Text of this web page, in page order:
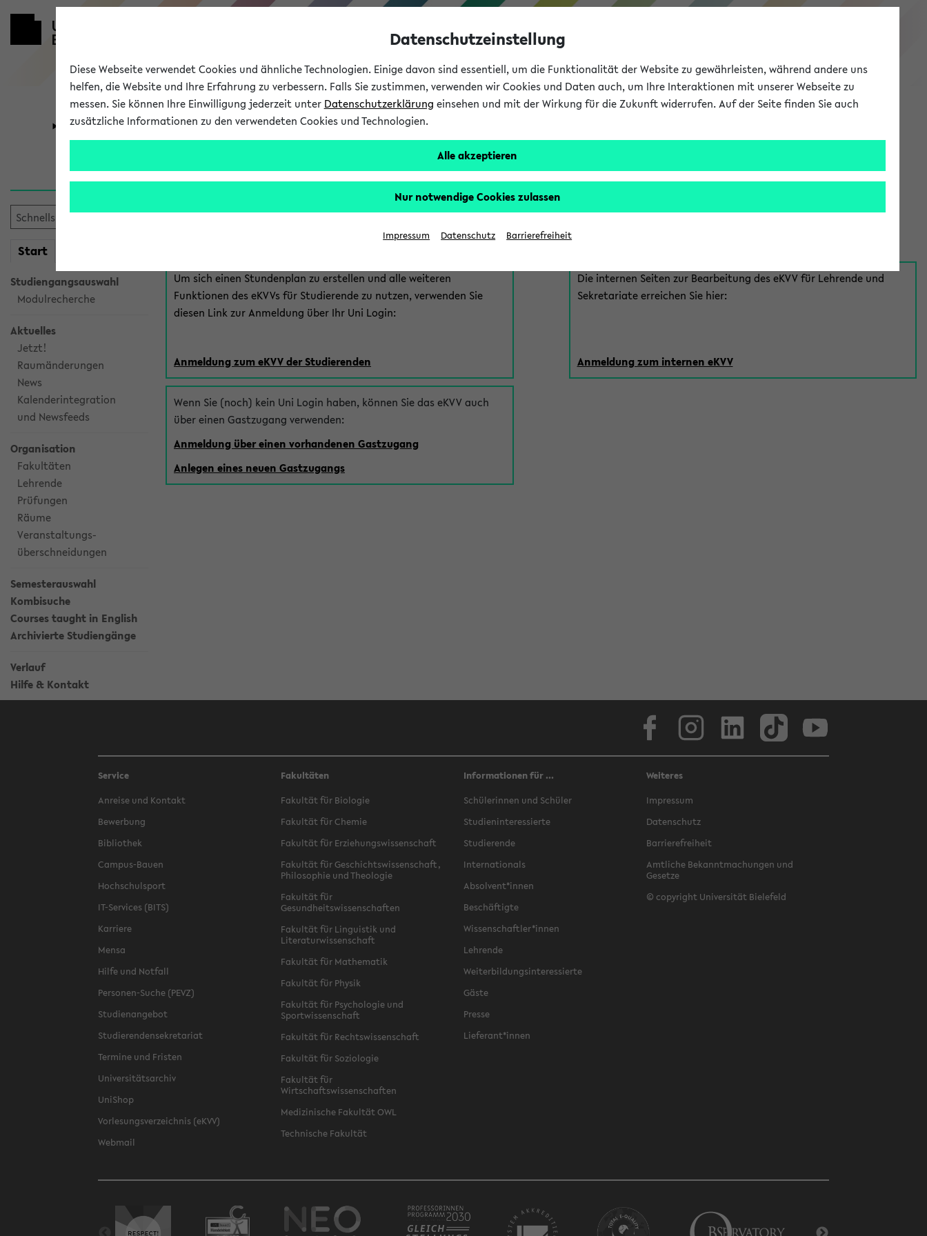
eKVV
Universität Forschung Studium
Start
Studiengangsauswahl
Modulrecherche
Aktuelles
Jetzt!
Raumänderungen
News
Kalenderintegration
und Newsfeeds
Organisation
Fakultäten
Lehrende
Prüfungen
Räume
Veranstaltungs-
überschneidungen
Semesterauswahl
Kombisuche
Courses taught in English
Archivierte Studiengänge
Verlauf
Hilfe & Kontakt
Anmeldung am eKVV
Es gibt mehrere Möglichkeiten zur Anmeldung am eKVV. Bitte wählen Sie die für Sie richtige aus:
Um sich einen Stundenplan zu erstellen und alle weiteren
Funktionen des eKVVs für Studierende zu nutzen, verwenden Sie
diesen Link zur Anmeldung über Ihr Uni Login:
Anmeldung zum eKVV der Studierenden
Wenn Sie (noch) kein Uni Login haben, können Sie das eKVV auch
über einen Gastzugang verwenden:
Anmeldung über einen vorhandenen Gastzugang
Anlegen eines neuen Gastzugangs
eKVV für Mitarbeiter*innen
Die internen Seiten zur Bearbeitung des eKVV für Lehrende und
Sekretariate erreichen Sie hier:
Anmeldung zum internen eKVV
Service
Anreise und Kontakt
Bewerbung
Bibliothek
Campus-Bauen
Hochschulsport
IT-Services (BITS)
Karriere
Mensa
Hilfe und Notfall
Personen-Suche (PEVZ)
Studienangebot
Studierendensekretariat
Termine und Fristen
Universitätsarchiv
UniShop
Vorlesungsverzeichnis (eKVV)
Webmail
Fakultäten
Fakultät für Biologie
Fakultät für Chemie
Fakultät für Erziehungswissenschaft
Fakultät für Geschichtswissenschaft,
Philosophie und Theologie
Fakultät für
Gesundheitswissenschaften
Fakultät für Linguistik und
Literaturwissenschaft
Fakultät für Mathematik
Fakultät für Physik
Fakultät für Psychologie und
Sportwissenschaft
Fakultät für Rechtswissenschaft
Fakultät für Soziologie
Fakultät für
Wirtschaftswissenschaften
Medizinische Fakultät OWL
Technische Fakultät
Informationen für ...
Schülerinnen und Schüler
Studieninteressierte
Studierende
Internationals
Absolvent*innen
Beschäftigte
Wissenschaftler*innen
Lehrende
Weiterbildungsinteressierte
Gäste
Presse
Lieferant*innen
Weiteres
Impressum
Datenschutz
Barrierefreiheit
Amtliche Bekanntmachungen und
Gesetze
© copyright Universität Bielefeld
Datenschutzeinstellung
Diese Webseite verwendet Cookies und ähnliche Technologien. Einige davon sind essentiell, um die Funktionalität der Website zu gewährleisten, während andere uns
helfen, die Website und Ihre Erfahrung zu verbessern. Falls Sie zustimmen, verwenden wir Cookies und Daten auch, um Ihre Interaktionen mit unserer Webseite zu
messen. Sie können Ihre Einwilligung jederzeit unter Datenschutzerklärung einsehen und mit der Wirkung für die Zukunft widerrufen. Auf der Seite finden Sie auch
zusätzliche Informationen zu den verwendeten Cookies und Technologien.
Alle akzeptieren
Nur notwendige Cookies zulassen
Impressum Datenschutz Barrierefreiheit